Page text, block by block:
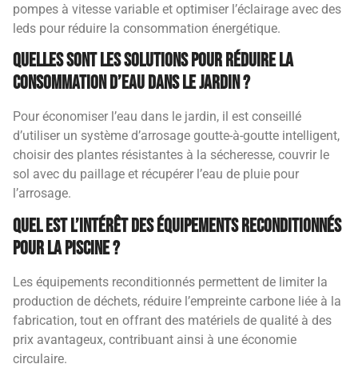
pompes à vitesse variable et optimiser l’éclairage avec des
leds pour réduire la consommation énergétique.
Quelles sont les solutions pour réduire la
consommation d’eau dans le jardin ?
Pour économiser l’eau dans le jardin, il est conseillé
d’utiliser un système d’arrosage goutte-à-goutte intelligent,
choisir des plantes résistantes à la sécheresse, couvrir le
sol avec du paillage et récupérer l’eau de pluie pour
l’arrosage.
Quel est l’intérêt des équipements reconditionnés
pour la piscine ?
Les équipements reconditionnés permettent de limiter la
production de déchets, réduire l’empreinte carbone liée à la
fabrication, tout en offrant des matériels de qualité à des
prix avantageux, contribuant ainsi à une économie
circulaire.